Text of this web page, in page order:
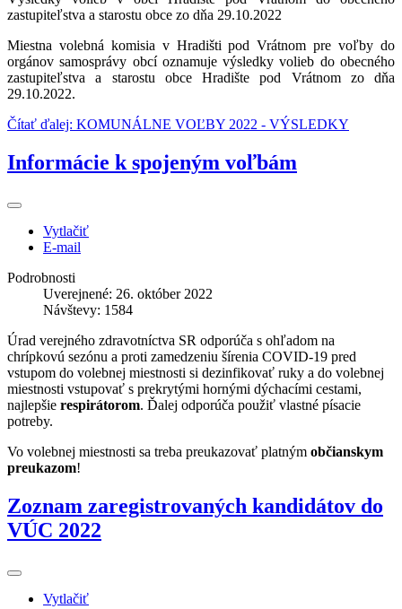
zastupiteľstva a starostu obce zo dňa 29.10.2022
Miestna volebná komisia v Hradišti pod Vrátnom pre voľby do
orgánov samosprávy obcí oznamuje výsledky volieb do obecného
zastupiteľstva a starostu obce Hradište pod Vrátnom zo dňa
29.10.2022.
Čítať ďalej: KOMUNÁLNE VOĽBY 2022 - VÝSLEDKY
Informácie k spojeným voľbám
Vytlačiť
E-mail
Podrobnosti
Uverejnené: 26. október 2022
Návštevy: 1584
Úrad verejného zdravotníctva SR odporúča s ohľadom na
chrípkovú sezónu a proti zamedzeniu šírenia COVID-19 pred
vstupom do volebnej miestnosti si dezinfikovať ruky a do volebnej
miestnosti vstupovať s prekrytými hornými dýchacími cestami,
najlepšie respirátorom. Ďalej odporúča použiť vlastné písacie
potreby.
Vo volebnej miestnosti sa treba preukazovať platným občianskym
preukazom!
Zoznam zaregistrovaných kandidátov do
VÚC 2022
Vytlačiť